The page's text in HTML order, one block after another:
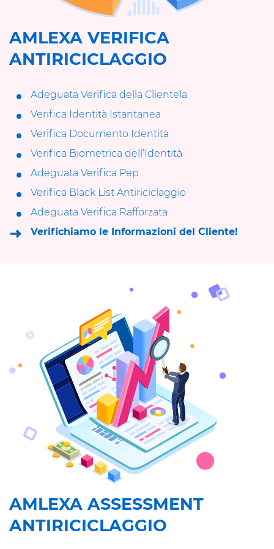
AMLEXA VERIFICA
ANTIRICICLAGGIO
Adeguata Verifica della Clientela
Verifica Identità Istantanea
Verifica Documento Identità
Verifica Biometrica dell’Identità
Adeguata Verifica Pep
Verifica Black List Antiriciclaggio
Adeguata Verifica Rafforzata
Verifichiamo le Informazioni del Cliente!
AMLEXA ASSESSMENT
ANTIRICICLAGGIO